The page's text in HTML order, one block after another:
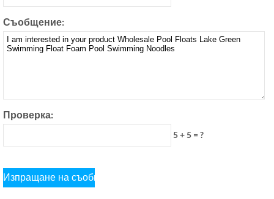
Съобщение:
Проверка:
5 + 5 = ?